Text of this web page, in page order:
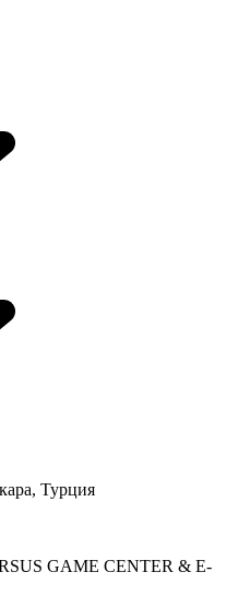
Турция
GAME CENTER & E-